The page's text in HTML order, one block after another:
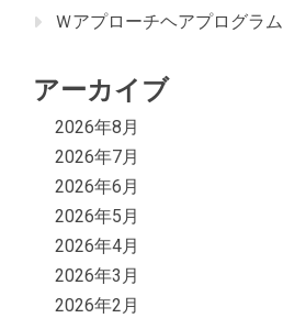
Ｗアプローチヘアプログラム
アーカイブ
2026年8月
2026年7月
2026年6月
2026年5月
2026年4月
2026年3月
2026年2月